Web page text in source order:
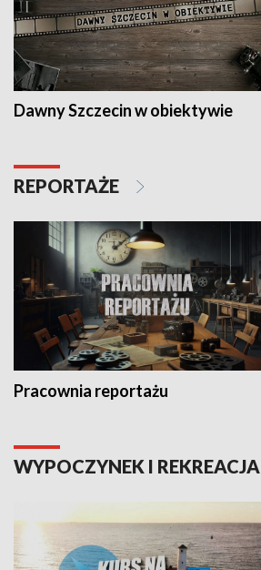
Dawny Szczecin w obiektywie
REPORTAŻE
Pracownia reportażu
WYPOCZYNEK I REKREACJA